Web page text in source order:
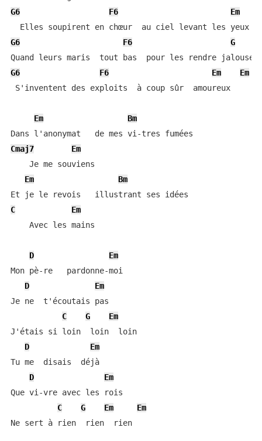
G6
F6 Em
  Elles soupirent en chœur  au ciel levant les yeux
G6
F6
G
G6
F6 Em
Em
S'inventent des exploits  à coup sûr  amoureux
Em
Bm
Cmaj7
Em
    Je me souviens
Em
Bm
C
Em
    Avec les mains
D
Em
Mon pè-re   pardonne-moi
D
Em
Je ne  t'écoutais pas
C
G
Em
J'étais si loin  loin  loin
D
Em
Tu me  disais  déjà
D
Em
Que vi-vre avec les rois
C
G Em
Em
Ne sert à rien  rien  rien